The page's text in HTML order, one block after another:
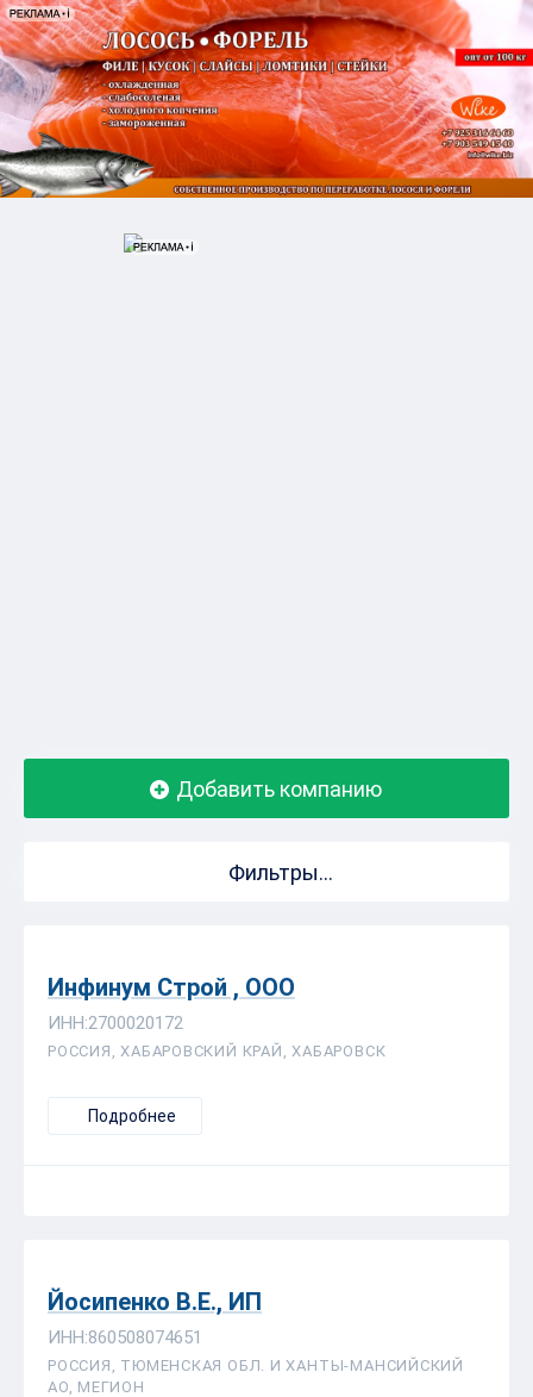
Добавить компанию
Фильтры...
Инфинум Строй , ООО
ИНН:2700020172
РОССИЯ, ХАБАРОВСКИЙ КРАЙ, ХАБАРОВСК
Подробнее
Йосипенко В.Е., ИП
ИНН:860508074651
РОССИЯ, ТЮМЕНСКАЯ ОБЛ. И ХАНТЫ-МАНСИЙСКИЙ
АО, МЕГИОН